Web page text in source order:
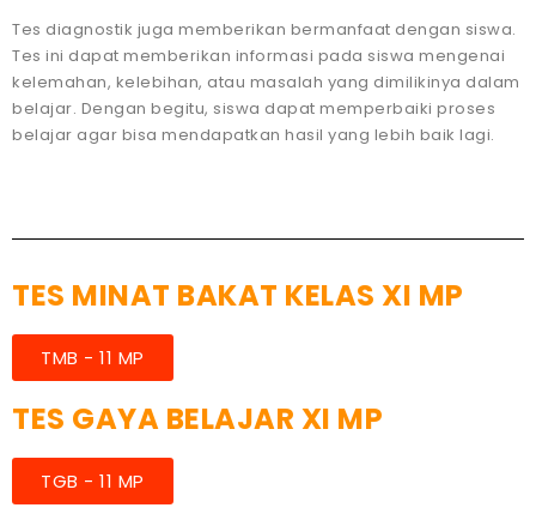
Tes diagnostik juga memberikan bermanfaat dengan siswa.
Tes ini dapat memberikan informasi pada siswa mengenai
kelemahan, kelebihan, atau masalah yang dimilikinya dalam
belajar. Dengan begitu, siswa dapat memperbaiki proses
belajar agar bisa mendapatkan hasil yang lebih baik lagi.
TES MINAT BAKAT KELAS XI MP
TMB - 11 MP
TES GAYA BELAJAR XI MP
TGB - 11 MP